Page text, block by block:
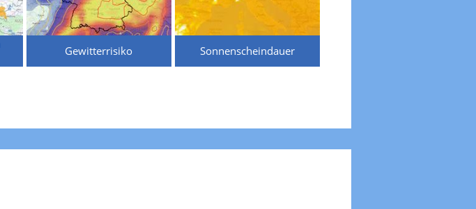
Gewitterrisiko Sonnenscheindauer